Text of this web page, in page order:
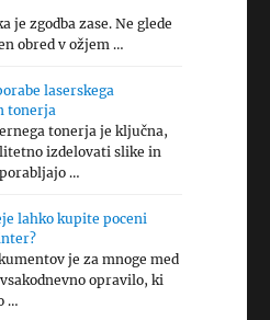
je zgodba zase. Ne glede
obred v ožjem …
laserskega
tonerja
tonerja je ključna,
izdelovati slike in
…
lahko kupite poceni
je za mnoge med
opravilo, ki
…